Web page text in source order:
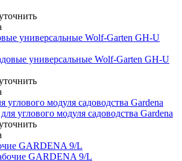
универсальные Wolf-Garten GH-U
модуля садоводства Gardena
GARDENA 9/L